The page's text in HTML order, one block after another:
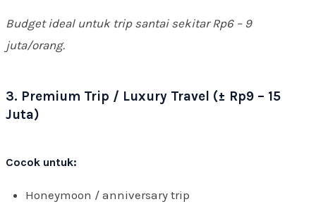
Budget ideal untuk trip santai sekitar Rp6 – 9
juta/orang.
3. Premium Trip / Luxury Travel (± Rp9 – 15
Juta)
Cocok untuk:
Honeymoon / anniversary trip